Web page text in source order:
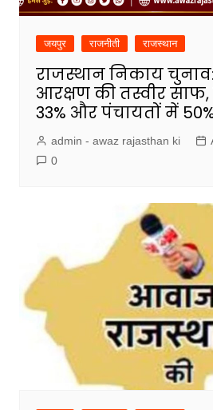
जयपुर राजनीती राजस्थान
राजस्थान निकाय
आरक्षण की तस्वीर
33% और पंचायतों में
admin - awaz rajasthan ki
0